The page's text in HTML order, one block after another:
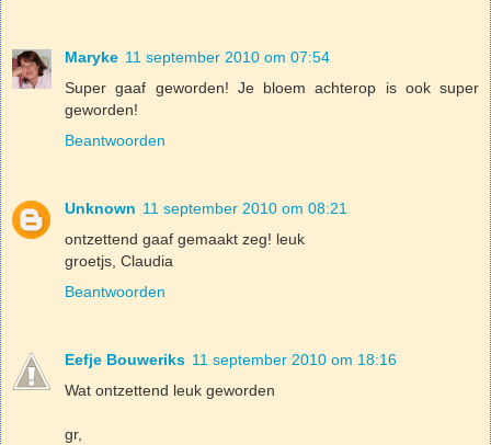
Maryke 11 september 2010 om 07:54
Super gaaf geworden! Je bloem achterop is ook super
geworden!
Beantwoorden
Unknown 11 september 2010 om 08:21
ontzettend gaaf gemaakt zeg! leuk
groetjs, Claudia
Beantwoorden
Eefje Bouweriks 11 september 2010 om 18:16
Wat ontzettend leuk geworden
gr,